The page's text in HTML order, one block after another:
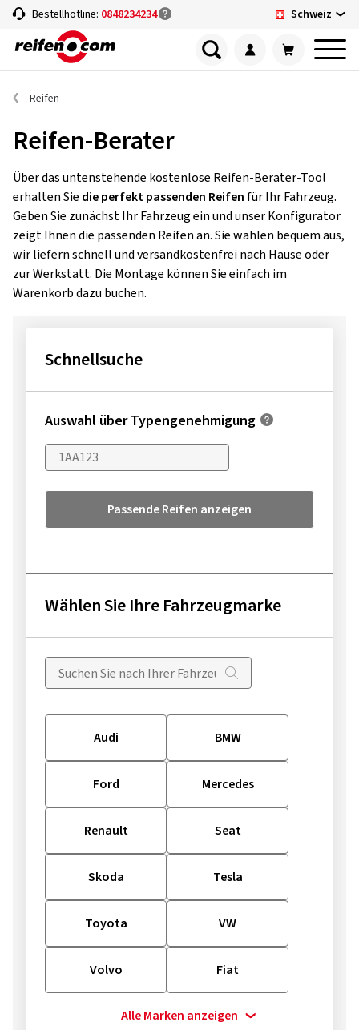
Bestellhotline: 0848234234 Schweiz
Reifen
Reifen-Berater
Über das untenstehende kostenlose Reifen-Berater-Tool
erhalten Sie die perfekt passenden Reifen für Ihr Fahrzeug.
Geben Sie zunächst Ihr Fahrzeug ein und unser Konfigurator
zeigt Ihnen die passenden Reifen an. Sie wählen bequem aus,
wir liefern schnell und versandkostenfrei nach Hause oder
zur Werkstatt. Die Montage können Sie einfach im
Warenkorb dazu buchen.
Wählen Sie Ihre Fahrzeugmarke
Audi BMW
Ford Mercedes
Renault Seat
Skoda Tesla
Toyota VW
Volvo Fiat
Alle Marken anzeigen
Schnellsuche
Auswahl über Typengenehmigung
Passende Reifen anzeigen